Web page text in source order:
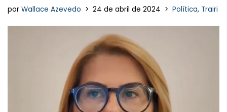
por Wallace Azevedo 24 de abril de 2024 Política, Trairi